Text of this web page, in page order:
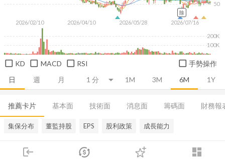
login dashboard
市場 登入
日 週 月 1M 3M 6M 1Y
2026/02/10 2026/04/10 2026/05/28 2026/07/16
50
100K
200K
除
KD MACD RSI 手勢操作
推薦卡片 基本面 技術面 消息面 籌碼面 財務報
集保分布 董監持股 EPS 股利政策 成長能力